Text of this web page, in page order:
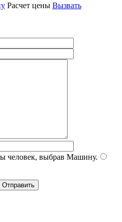
Расчет цены Вызвать
человек, выбрав Машину.